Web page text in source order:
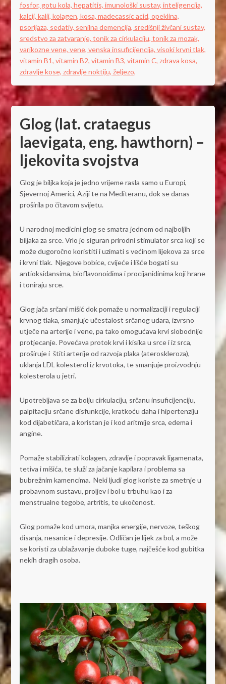
fosfor, gotu kola, hepatitis, imunološki sustav, inteligencija,
kalcij, kalij, kolagen, kosa, madecassic acid, opeklina,
psorijaza, sedativ, senilna demencija, središnji živčani sustav,
sredstvo za zatvaranje, tonik za cirkulaciju, tonik za mozak,
varikozne vene, vene, venska insuficijencija, visoki krvni tlak,
vitamin B1, vitamin B2, vitamin B3, vitamin C, zdrava kosa,
zdravlje kose, zdravlje noktiju, željezo,
Glog (lat. crataegus
laevigata, eng. hawthorn) –
ljekovita svojstva
Glog je biljka koja je jedno vrijeme rasla samo u Europi,
Sjevernoj Americi, Aziji te na Mediteranu, dok se danas
proširila po čitavom svijetu.
U narodnoj medicini glog se smatra jednom od najboljih
biljaka za srce. Vrlo je siguran prirodni stimulator srca koji se
može dugoročno koristiti i uzimati s većinom lijekova za srce
i krvni tlak. Njegove bobice, cvijeće i lišće bogati su
antioksidansima, bioflavonoidima i procijanidinima koji hrane
i toniraju srce.
Glog jača srčani mišić dok pomaže u normalizaciji i regulaciji
krvnog tlaka, smanjuje učestalost srčanog udara, izvrsno
utječe na arterije i vene, pa tako omogućava krvi slobodnije
protjecanje. Povećava protok krvi i kisika u srce i iz srca,
proširuje i štiti arterije od razvoja plaka (ateroskleroza),
uklanja LDL kolesterol iz krvotoka, te smanjuje proizvodnju
kolesterola u jetri.
Upotrebljava se za bolju cirkulaciju, srčanu insuficijenciju,
palpitaciju srčane disfunkcije, kratkoću daha i hipertenziju
kod dijabetičara, a koristan je i kod aritmije srca, edema i
angine.
Pomaže stabilizirati kolagen, zdravlje i popravak ligamenata,
tetiva i mišića, te služi za jačanje kapilara i problema sa
bubrežnim kamencima. Neki ljudi glog koriste za smetnje u
probavnom sustavu, proljev i bol u trbuhu kao i za
menstrualne tegobe, artritis, te ukočenost.
Glog pomaže kod umora, manjka energije, nervoze, teškog
disanja, nesanice i depresije. Odličan je lijek za bol, a može
se koristi za ublažavanje duboke tuge, najčešće kod gubitka
nekih dragih osoba.